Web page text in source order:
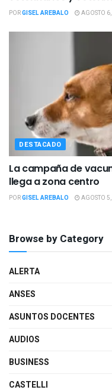
PORGISEL AREBALO AGOSTO
DESTACADO
La campaña de
llega a zona centro
PORGISEL AREBALO AGOSTO
Browse by Category
ALERTA
ANSES
ASUNTOS DOCENTES
AUDIOS
BUSINESS
CASTELLI